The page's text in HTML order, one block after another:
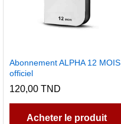
Abonnement ALPHA 12 MOIS
officiel
120,00 TND
Acheter le produit